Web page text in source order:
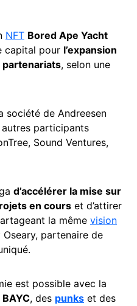
NFT Bored Ape Yacht
capital pour l’expansion
, selon une
société de Andreesen
autres participants
Sound Ventures,
d’accélérer la mise sur
en cours et d’attirer
la même vision
Oseary, partenaire de
est possible avec la
BAYC, des punks et des